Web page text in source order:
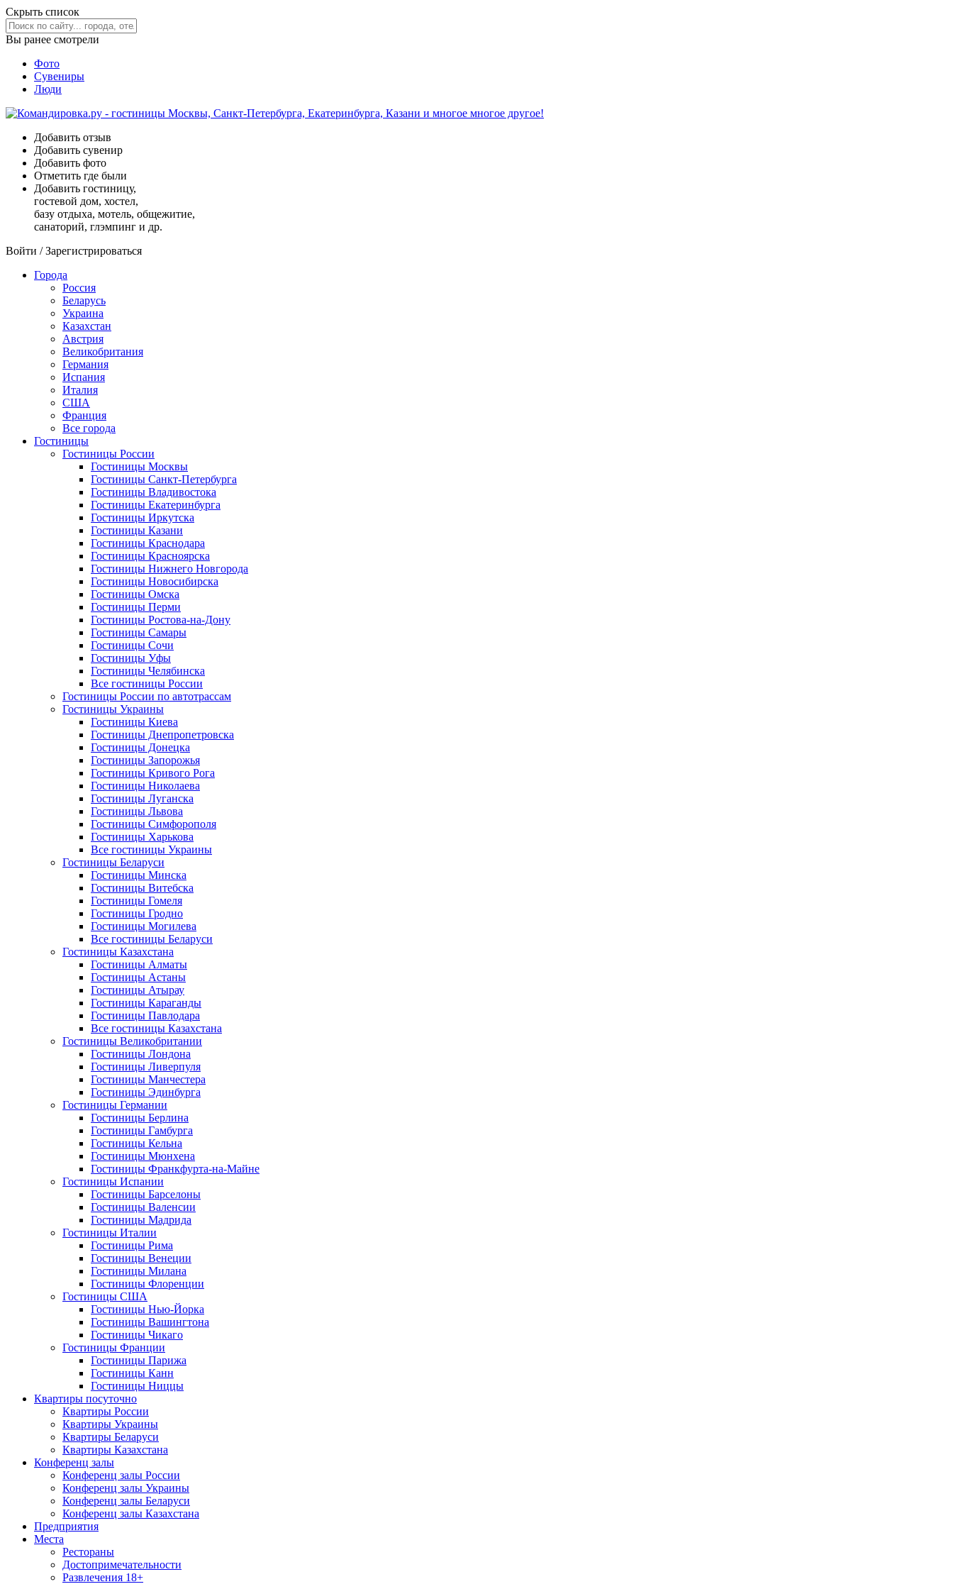
Скрыть список
Вы ранее смотрели
Фото
Сувениры
Люди
Добавить отзыв
Добавить сувенир
Добавить фото
Отметить где были
Добавить гостиницу,
гостевой дом, хостел,
базу отдыха, мотель, общежитие,
санаторий, глэмпинг и др.
Войти /Зарегистрироваться
Города
Россия
Беларусь
Украина
Казахстан
Австрия
Великобритания
Германия
Испания
Италия
США
Франция
Все города
Гостиницы
Гостиницы России
Гостиницы Mосквы
Гостиницы Санкт-Петербурга
Гостиницы Владивостока
Гостиницы Екатеринбурга
Гостиницы Иркутска
Гостиницы Казани
Гостиницы Краснодара
Гостиницы Красноярска
Гостиницы Нижнего Новгорода
Гостиницы Новосибирска
Гостиницы Омска
Гостиницы Перми
Гостиницы Ростова-на-Дону
Гостиницы Самары
Гостиницы Сочи
Гостиницы Уфы
Гостиницы Челябинска
Все гостиницы России
Гостиницы России по автотрассам
Гостиницы Украины
Гостиницы Киева
Гостиницы Днепропетровска
Гостиницы Донецка
Гостиницы Запорожья
Гостиницы Кривого Рога
Гостиницы Николаева
Гостиницы Луганска
Гостиницы Львова
Гостиницы Симфорополя
Гостиницы Харькова
Все гостиницы Украины
Гостиницы Беларуси
Гостиницы Минска
Гостиницы Витебска
Гостиницы Гомеля
Гостиницы Гродно
Гостиницы Могилева
Все гостиницы Беларуси
Гостиницы Казахстана
Гостиницы Алматы
Гостиницы Астаны
Гостиницы Атырау
Гостиницы Караганды
Гостиницы Павлодара
Все гостиницы Казахстана
Гостиницы Великобритании
Гостиницы Лондона
Гостиницы Ливерпуля
Гостиницы Манчестера
Гостиницы Эдинбурга
Гостиницы Германии
Гостиницы Берлина
Гостиницы Гамбурга
Гостиницы Кельна
Гостиницы Мюнхена
Гостиницы Франкфурта-на-Майне
Гостиницы Испании
Гостиницы Барселоны
Гостиницы Валенсии
Гостиницы Мадрида
Гостиницы Италии
Гостиницы Рима
Гостиницы Венеции
Гостиницы Милана
Гостиницы Флоренции
Гостиницы США
Гостиницы Нью-Йорка
Гостиницы Вашингтона
Гостиницы Чикаго
Гостиницы Франции
Гостиницы Парижа
Гостиницы Канн
Гостиницы Ниццы
Квартиры посуточно
Квартиры России
Квартиры Украины
Квартиры Беларуси
Квартиры Казахстана
Конференц залы
Конференц залы России
Конференц залы Украины
Конференц залы Беларуси
Конференц залы Казахстана
Предприятия
Места
Рестораны
Достопримечательности
Развлечения 18+